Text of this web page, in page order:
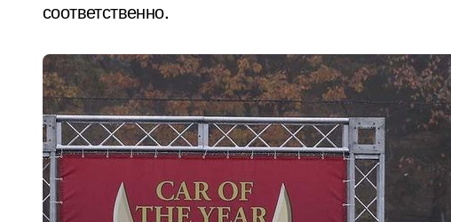
соответственно.